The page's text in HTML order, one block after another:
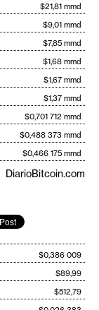
$21,81 mmd
$9,01 mmd
$7,85 mmd
$1,68 mmd
$1,67 mmd
$1,37 mmd
$0,701 712 mmd
$0,488 373 mmd
$0,466 175 mmd
DiarioBitcoin.com
$0,386 009
$89,99
$512,79